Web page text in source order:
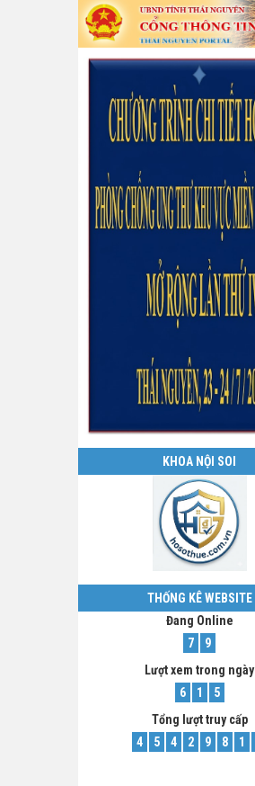
KHOA NỘI SOI
THỐNG KÊ WEBSITE
Đang Online
7
9
Lượt xem trong ngày
6
1
5
Tổng lượt truy cấp
4
5 4 2 9 8 1